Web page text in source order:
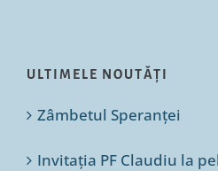
ULTIMELE NOUTĂȚI
Zâmbetul Speranței
Invitația PF Claudiu la